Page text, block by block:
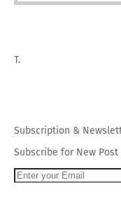
T.
Subscription &
Subscribe for New